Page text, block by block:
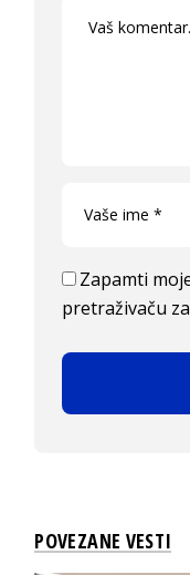
Zapamti
pretraživaču
POVEZANE VESTI